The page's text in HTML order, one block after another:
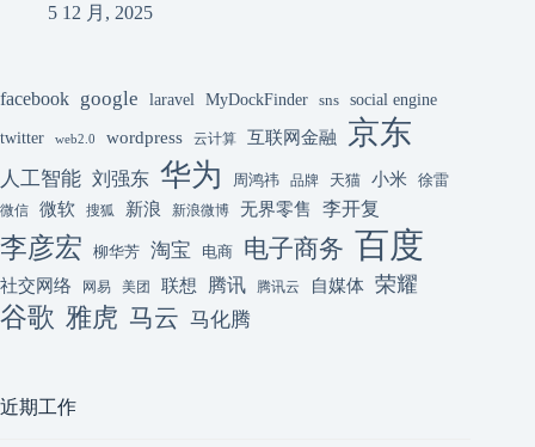
5 12 月, 2025
facebook google laravel MyDockFinder sns social engine
twitter web2.0 wordpress 云计算 互联网金融 京东
人工智能 刘强东 华为 周鸿祎 品牌 天猫 小米 徐雷
微信 微软 搜狐 新浪 新浪微博 无界零售 李开复
李彦宏 柳华芳 淘宝 电商 电子商务 百度
社交网络 网易 美团 联想 腾讯 腾讯云 自媒体 荣耀
谷歌 雅虎 马云 马化腾
近期工作